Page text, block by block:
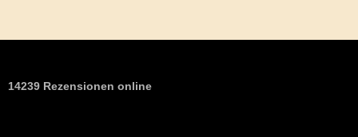
14239 Rezensionen online